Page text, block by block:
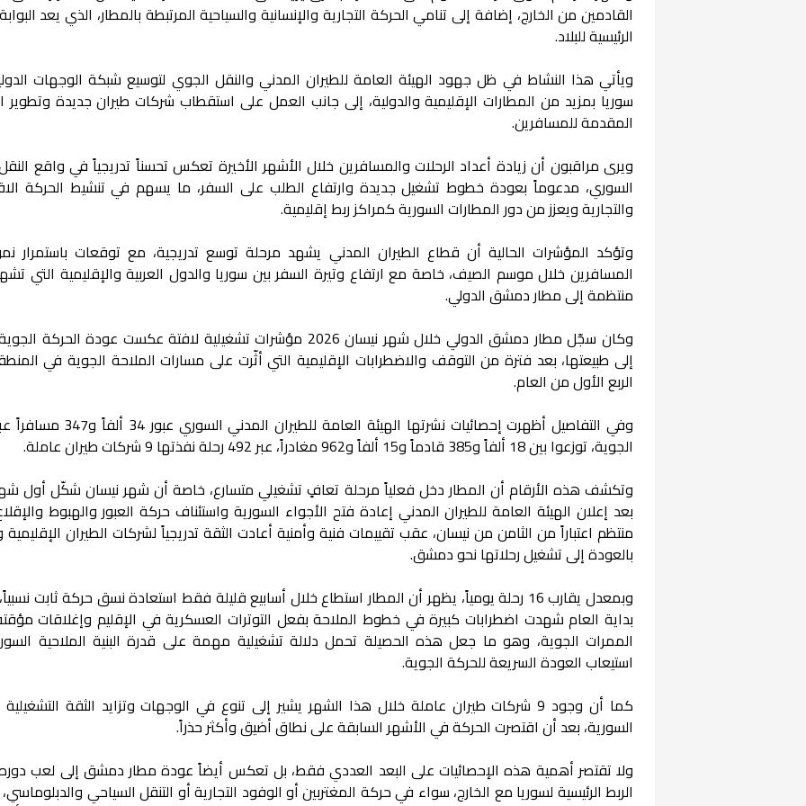
القادمين من الخارج، إضافة إلى تنامي الحركة التجارية والإنسانية والسياحية المرتبطة بالمطار، الذي يعد
الرئيسية للبلاد.
ويأتي هذا النشاط في ظل جهود الهيئة العامة للطيران المدني والنقل الجوي لتوسيع شبكة الوجهات
سوريا بمزيد من المطارات الإقليمية والدولية، إلى جانب العمل على استقطاب شركات طيران جديدة وتطوير
المقدمة للمسافرين.
ويرى مراقبون أن زيادة أعداد الرحلات والمسافرين خلال الأشهر الأخيرة تعكس تحسناً تدريجياً في واقع
السوري، مدعوماً بعودة خطوط تشغيل جديدة وارتفاع الطلب على السفر، ما يسهم في تنشيط الحركة
والتجارية ويعزز من دور المطارات السورية كمراكز ربط إقليمية.
وتؤكد المؤشرات الحالية أن قطاع الطيران المدني يشهد مرحلة توسع تدريجية، مع توقعات باستمرار
المسافرين خلال موسم الصيف، خاصة مع ارتفاع وتيرة السفر بين سوريا والدول العربية والإقليمية التي
منتظمة إلى مطار دمشق الدولي.
وكان سجّل مطار دمشق الدولي خلال شهر نيسان 2026 مؤشرات تشغيلية لافتة عكست عودة الحركة
إلى طبيعتها، بعد فترة من التوقف والاضطرابات الإقليمية التي أثّرت على مسارات الملاحة الجوية في
الربع الأول من العام.
وفي التفاصيل أظهرت إحصائيات نشرتها الهيئة العامة
الجوية، توزعوا بين 18 ألفاً و385 قادماً و15 ألفاً و962 مغادراً، عبر 492 رحلة نفذتها 9 شركات طيران عاملة.
وتكشف هذه الأرقام أن المطار دخل فعلياً مرحلة تعافٍ تشغيلي متسارع، خاصة أن شهر نيسان شكّل أول
بعد إعلان الهيئة العامة للطيران المدني إعادة فتح الأجواء السورية واستئناف حركة العبور والهبوط
منتظم اعتباراً من الثامن من نيسان، عقب تقييمات فنية وأمنية أعادت الثقة تدريجياً لشركات الطيران الإقليمية
بالعودة إلى تشغيل رحلاتها نحو دمشق.
وبمعدل يقارب 16 رحلة يومياً، يظهر أن المطار استطاع خلال أسابيع قليلة فقط استعادة نسق حركة ثابت
بداية العام شهدت اضطرابات كبيرة في خطوط الملاحة بفعل التوترات العسكرية في الإقليم وإغلاقات
الممرات الجوية، وهو ما جعل هذه الحصيلة تحمل دلالة تشغيلية مهمة على قدرة البنية الملاحية
استيعاب العودة السريعة للحركة الجوية.
كما أن وجود 9 شركات طيران عاملة خلال هذا الشهر يشير إلى تنوع في الوجهات وتزايد الثقة
السورية، بعد أن اقتصرت الحركة في الأشهر السابقة على نطاق أضيق وأكثر حذراً.
ولا تقتصر أهمية هذه الإحصائيات على البعد العددي فقط، بل تعكس أيضاً عودة مطار دمشق إلى لعب
الربط الرئيسية لسوريا مع الخارج، سواء في حركة المغتربين أو الوفود التجارية أو التنقل السياحي